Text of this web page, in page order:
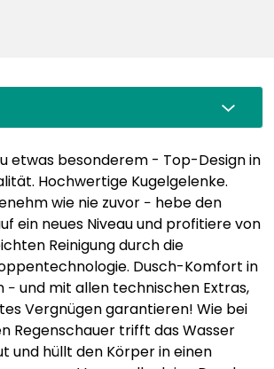
etwas besonderem - Top-Design in
Hochwertige Kugelgelenke.
wie nie zuvor − hebe den
ein neues Niveau und profitiere von
Reinigung durch die
Dusch-Komfort in
− und mit allen technischen Extras,
Vergnügen garantieren! Wie bei
Regenschauer trifft das Wasser
und hüllt den Körper in einen